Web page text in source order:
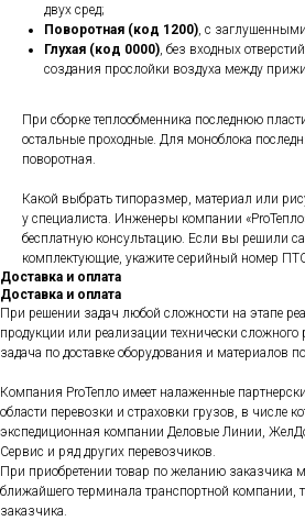
двух сред;
Поворотная (код 1200), с
Глухая (код 0000), без входных
создания прослойки воздуха между
При сборке теплообменника последнюю
остальные проходные. Для моноблока
поворотная.
Какой выбрать типоразмер, материал или
у специалиста. Инженеры компании
бесплатную консультацию. Если вы решили
комплектующие, укажите серийный номер
Доставка и оплата
Доставка и оплата
При решении задач любой сложности на этапе
продукции или реализации технически сложного
задача по доставке оборудования и материалов
Компания ProТепло имеет налаженные
области перевозки и страховки грузов, в числе
экспедиционная компании Деловые Линии,
Сервис и ряд других перевозчиков.
При приобретении товар по желанию заказчика
ближайшего терминала транспортной компании,
заказчика.